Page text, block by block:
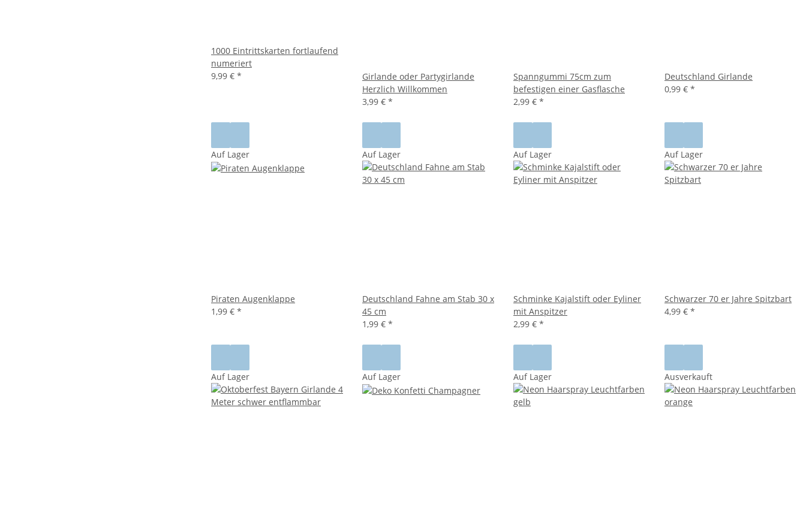
1000 Eintrittskarten fortlaufend
numeriert
9,99 € *
Girlande oder Partygirlande
Herzlich Willkommen
3,99 € *
Spanngummi 75cm zum
befestigen einer Gasflasche
2,99 € *
Deutschland Girlande
0,99 € *
Auf Lager
Piraten Augenklappe
1,99 € *
Auf Lager
Deutschland Fahne am Stab 30 x
45 cm
1,99 € *
Auf Lager
Schminke Kajalstift oder Eyliner
mit Anspitzer
2,99 € *
Auf Lager
Schwarzer 70 er Jahre Spitzbart
4,99 € *
Auf Lager Auf Lager Auf Lager Ausverkauft